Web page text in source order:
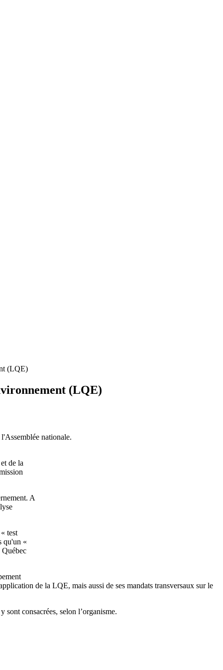
(LQE)
(LQE)
nationale.
de la
A
test
qu'un «
Québec
de la LQE, mais aussi de ses mandats transversaux sur le
sont consacrées, selon l’organisme.